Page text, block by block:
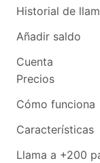
Historial de
Añadir saldo
Cuenta
Precios
Cómo funciona
Características
Llama a +200